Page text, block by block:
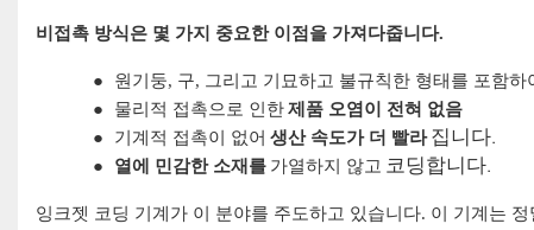
비접촉 방식은 몇 가지 중요한 이점을 가져다줍니다.
● 원기둥, 구, 그리고 기묘하고 불규칙한 형태를 포함하
●
물리적 접촉으로 인한제품 오염이 전혀 없음
●
기계적 접촉이 없어 생산 속도가 더 빨라집니다.
● 열에 민감한 소재를 가열하지 않고 코딩합니다.
잉크젯 코딩 기계가 이 분야를 주도하고 있습니다. 이 기계는